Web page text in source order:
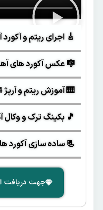
🎸 اجرای ریتم و
🎼 عکس آکورد های
🎹 آموزش ریتم و آرپژ 4/4
🎵 بکینگ ترک و وکال
📃 ساده سازی آکورد ها
جهت دریافت